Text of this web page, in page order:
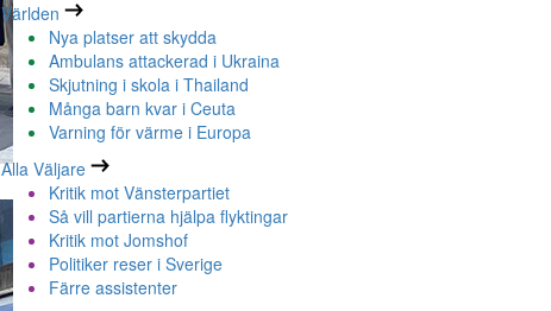
Världen
Nya platser att skydda
Ambulans attackerad i Ukraina
Skjutning i skola i Thailand
Många barn kvar i Ceuta
Varning för värme i Europa
Alla Väljare
Kritik mot Vänsterpartiet
Så vill partierna hjälpa flyktingar
Kritik mot Jomshof
Politiker reser i Sverige
Färre assistenter